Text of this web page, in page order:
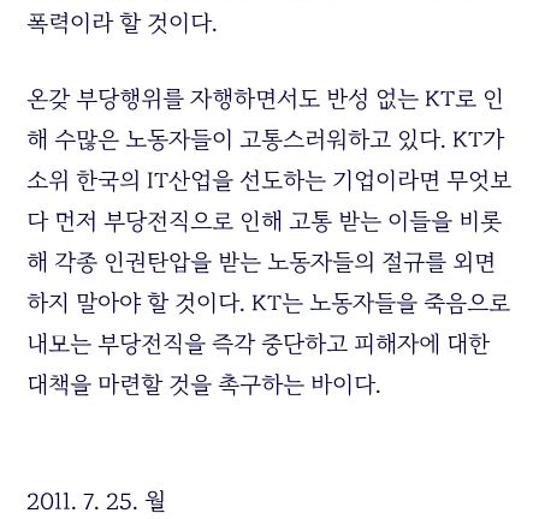
폭력이라 할 것이다.
온갖 부당행위를 자행하면서도 반성 없는 KT로 인
해 수많은 노동자들이 고통스러워하고 있다. KT가
소위 한국의 IT산업을 선도하는 기업이라면 무엇보
다 먼저 부당전직으로 인해 고통 받는 이들을 비롯
해 각종 인권탄압을 받는 노동자들의 절규를 외면
하지 말아야 할 것이다. KT는 노동자들을 죽음으로
내모는 부당전직을 즉각 중단하고 피해자에 대한
대책을 마련할 것을 촉구하는 바이다.
2011. 7. 25. 월